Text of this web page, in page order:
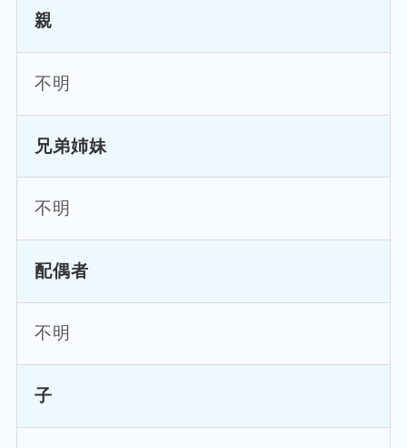
親
不明
兄弟姉妹
不明
配偶者
不明
子